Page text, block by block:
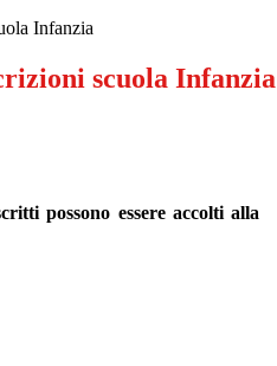
Infanzia
scuola Infanzia
possono essere accolti alla